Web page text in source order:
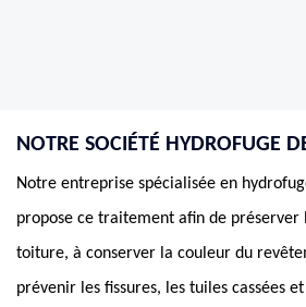
NOTRE SOCIÉTÉ HYDROFUGE
Notre entreprise spécialisée en
propose ce traitement afin de préserver
toiture, à conserver la couleur du
prévenir les fissures, les tuiles cassées